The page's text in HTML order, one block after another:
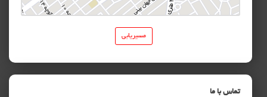
مسیریابی
تماس با ما